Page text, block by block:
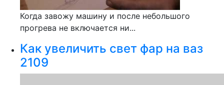
Когда завожу машину и после небольшого
прогрева не включается ни...
Как увеличить свет фар на ваз
2109